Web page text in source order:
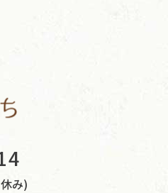
み)